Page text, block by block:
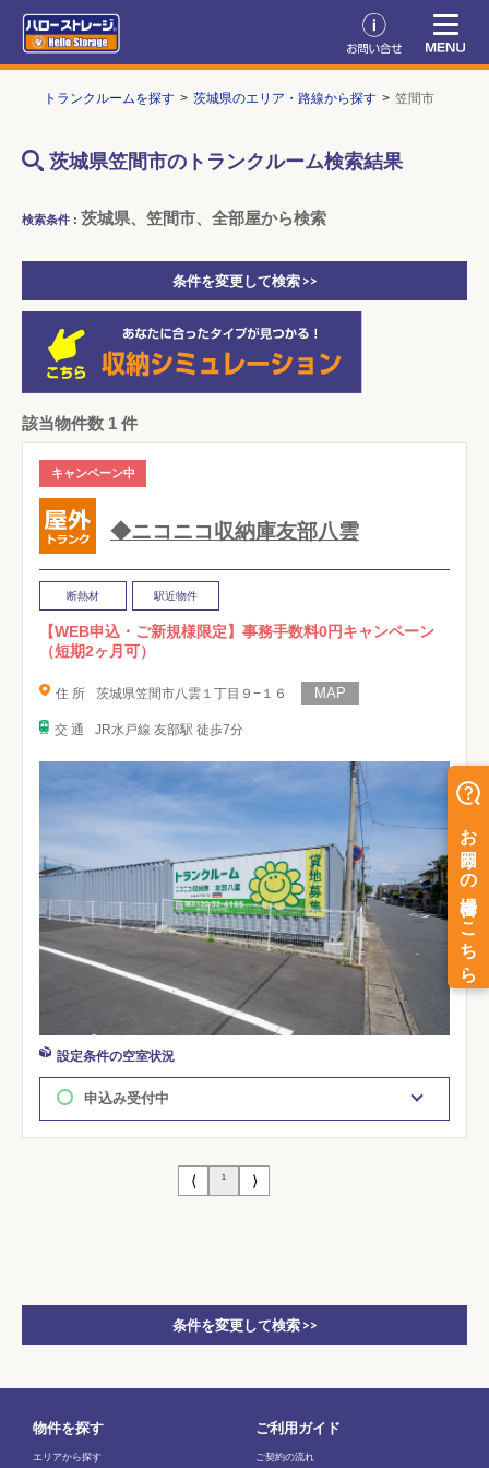
トランクルームを探す 茨城県のエリア・路線から探す 笠間市
茨城県笠間市のトランクルーム検索結果
検索条件 : 茨城県、笠間市、全部屋から検索
条件を変更して検索 >>
該当物件数 1 件
キャンペーン中
◆ニコニコ収納庫友部八雲
断熱材 駅近物件
【WEB申込・ご新規様限定】事務手数料0円キャンペーン
（短期2ヶ月可）
住 所 茨城県笠間市八雲１丁目９−１６
交 通 JR水戸線 友部駅 徒歩7分
設定条件の空室状況
申込み受付中
⟨ 1 ⟩
条件を変更して検索 >>
物件を探す
エリアから探す
ご利用ガイド
ご契約の流れ